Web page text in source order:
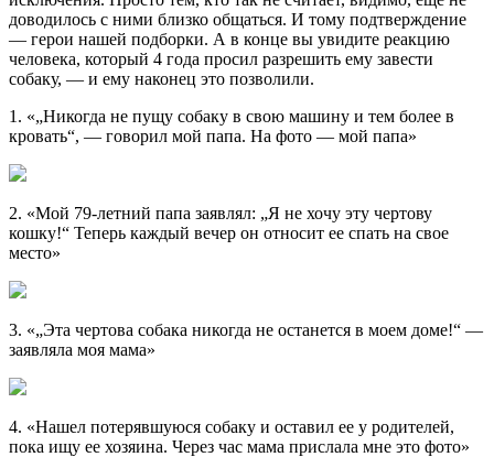
доводилось с ними близко общаться. И тому подтверждение
— герои нашей подборки. А в конце вы увидите реакцию
человека, который 4 года просил разрешить ему завести
собаку, — и ему наконец это позволили.
1. «„Никогда не пущу собаку в свою машину и тем более в
кровать“, — говорил мой папа. На фото — мой папа»
2. «Мой 79-летний папа заявлял: „Я не хочу эту чертову
кошку!“ Теперь каждый вечер он относит ее спать на свое
место»
3. «„Эта чертова собака никогда не останется в моем доме!“ —
заявляла моя мама»
4. «Нашел потерявшуюся собаку и оставил ее у родителей,
пока ищу ее хозяина. Через час мама прислала мне это фото»